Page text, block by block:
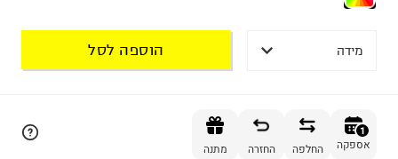
מידה הוספה לסל
1
אספקה החלפה החזרה מתנה